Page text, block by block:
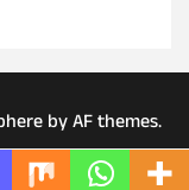
by AF themes.